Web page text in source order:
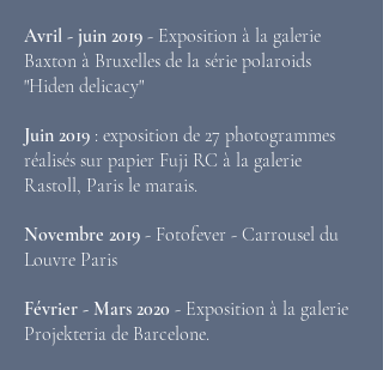
Avril - juin 2019 - Exposition à la galerie
Baxton à Bruxelles de la série polaroids
"Hiden delicacy"
Juin 2019 : exposition de 27 photogrammes
réalisés sur papier Fuji RC à la galerie
Rastoll, Paris le marais.
Novembre 2019 - Fotofever - Carrousel du
Louvre Paris
Février - Mars 2020 - Exposition à la galerie
Projekteria de Barcelone.